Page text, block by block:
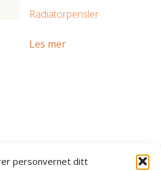
personvernet ditt
Radiatorpensler
Les mer